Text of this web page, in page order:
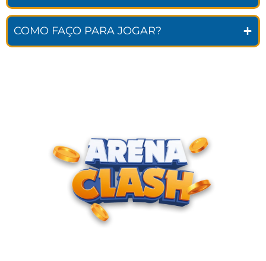
COMO FAÇO PARA JOGAR?